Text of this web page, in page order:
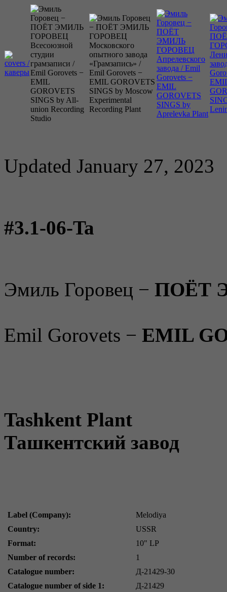
Updated January 27, 2023
#3.1-06-Ta
Эмиль Горовец − ПОЁТ
Emil Gorovets − EMIL
Tashkent Plant
Ташкентский завод
Label (Company):
Melodiya
Country:
USSR
Format:
10" LP
Number of records:
1
Catalogue number:
Д-21429-30
Catalogue number of side 1:
Д-21429